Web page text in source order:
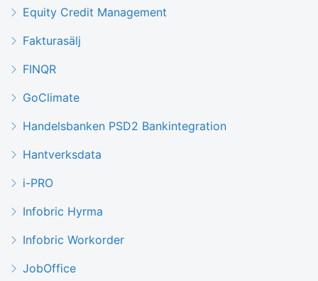
Equity Credit Management
Fakturasälj
FINQR
GoClimate
Handelsbanken PSD2 Bankintegration
Hantverksdata
i-PRO
Infobric Hyrma
Infobric Workorder
JobOffice